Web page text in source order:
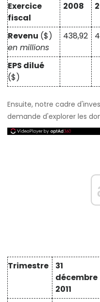
Exercice
fiscal
2008
Revenu ($)
en millions
438,92
EPS dilué
($)
Ensuite, notre cadre
demande d'explorer les
Trimestre
31
décembre
2011